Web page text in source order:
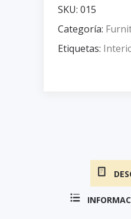
SKU: 015
Categoría:
Etiquetas: